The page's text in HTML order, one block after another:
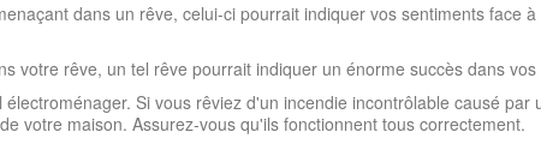
dans un rêve, celui-ci pourrait indiquer vos sentiments face
votre rêve, un tel rêve pourrait indiquer un énorme succès dans
Si vous rêviez d'un incendie incontrôlable causé
votre maison. Assurez-vous qu'ils fonctionnent tous correctement.